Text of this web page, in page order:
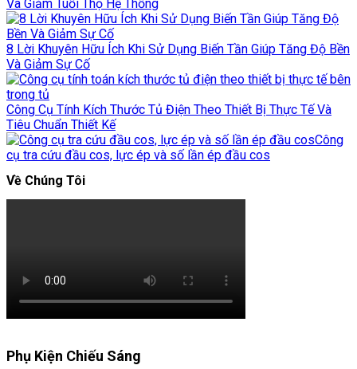
Và Giảm Tuổi Thọ Hệ Thống
8 Lời Khuyên Hữu Ích Khi Sử Dụng Biến Tần Giúp Tăng Độ Bền
Và Giảm Sự Cố
Công Cụ Tính Kích Thước Tủ Điện Theo Thiết Bị Thực Tế Và
Tiêu Chuẩn Thiết Kế
Công
cụ tra cứu đầu cos, lực ép và số lần ép đầu cos
Về Chúng Tôi
Phụ Kiện Chiếu Sáng